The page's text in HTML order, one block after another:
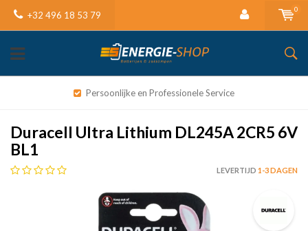
+32 496 18 53 79
0
Persoonlijke en Professionele Service
Duracell Ultra Lithium DL245A 2CR5 6V
BL1
LEVERTIJD 1-3 DAGEN